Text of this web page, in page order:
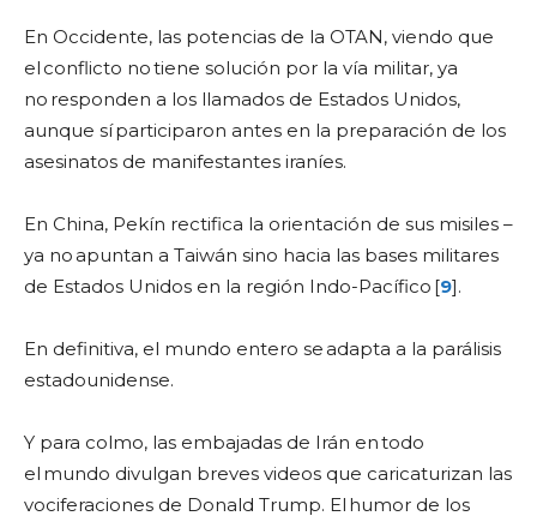
En Occidente, las potencias de la OTAN, viendo que
el conflicto no tiene solución por la vía militar, ya
no responden a los llamados de Estados Unidos,
aunque sí participaron antes en la preparación de los
asesinatos de manifestantes iraníes.
En China, Pekín rectifica la orientación de sus misiles –
ya no apuntan a Taiwán sino hacia las bases militares
de Estados Unidos en la región Indo-Pacífico [9].
En definitiva, el mundo entero se adapta a la parálisis
estadounidense.
Y para colmo, las embajadas de Irán en todo
el mundo divulgan breves videos que caricaturizan las
vociferaciones de Donald Trump. El humor de los